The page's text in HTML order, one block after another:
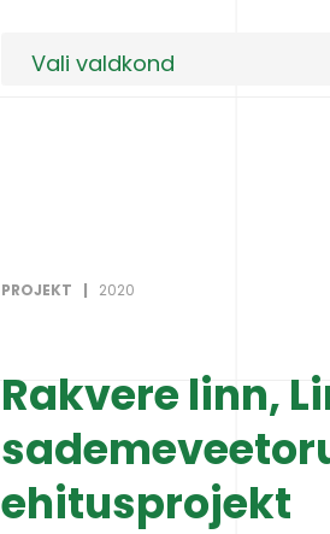
PROJEKT | 2020
Rakvere linn,
ehitusprojekt